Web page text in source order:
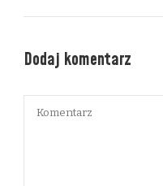
Dodaj komentarz